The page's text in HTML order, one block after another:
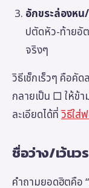
อักขระล่องห
ปตัดหัว-ท้ายอัต
จริงๆ
วิธีเช็กเร็วๆ คือคั
กลายเป็น □ ให้ข้
ละเอียดได้ที่วิธีใส่
ชื่อว่าง/เว้นว
คำถามยอดฮิตคือ